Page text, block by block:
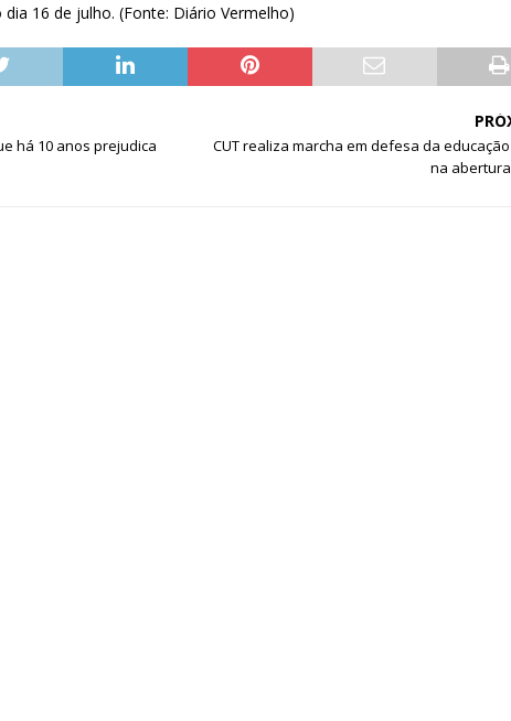
16 de julho. (Fonte: Diário Vermelho)
há 10 anos prejudica
CUT realiza marcha em defesa da
na abertura